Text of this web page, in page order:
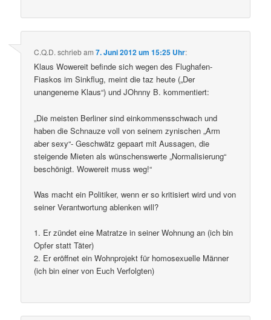
C.Q.D.schriebam7. Juni 2012 um 15:25 Uhr:
Klaus Wowereit befinde sich wegen des Flughafen-
Fiaskos im Sinkflug, meint die taz heute („Der
unangeneme Klaus“) und JOhnny B. kommentiert:
„Die meisten Berliner sind einkommensschwach und
haben die Schnauze voll von seinem zynischen „Arm
aber sexy“- Geschwätz gepaart mit Aussagen, die
steigende Mieten als wünschenswerte „Normalisierung“
beschönigt. Wowereit muss weg!“
Was macht ein Politiker, wenn er so kritisiert wird und von
seiner Verantwortung ablenken will?
1. Er zündet eine Matratze in seiner Wohnung an (ich bin
Opfer statt Täter)
2. Er eröffnet ein Wohnprojekt für homosexuelle Männer
(ich bin einer von Euch Verfolgten)